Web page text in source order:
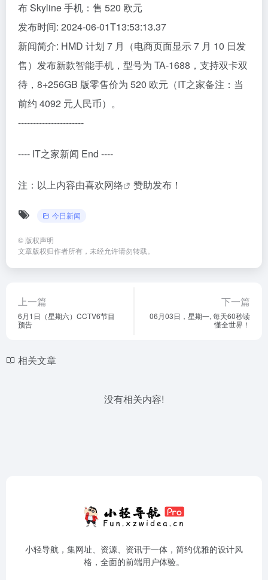
布 Skyline 手机：售 520 欧元
发布时间: 2024-06-01T13:53:13.37
新闻简介: HMD 计划 7 月（电商页面显示 7 月 10 日发
售）发布新款智能手机，型号为 TA-1688，支持双卡双
待，8+256GB 版零售价为 520 欧元（IT之家备注：当
前约 4092 元人民币）。
----------------------
---- IT之家新闻 End ----
注：以上内容由喜欢网络 赞助发布！
今日新闻
© 版权声明
文章版权归作者所有，未经允许请勿转载。
上一篇
6月1日（星期六）CCTV6节目
预告
下一篇
06月03日，星期一, 每天60秒读
懂全世界！
相关文章
没有相关内容!
小轻导航，集网址、资源、资讯于一体，简约优雅的设计风
格，全面的前端用户体验。